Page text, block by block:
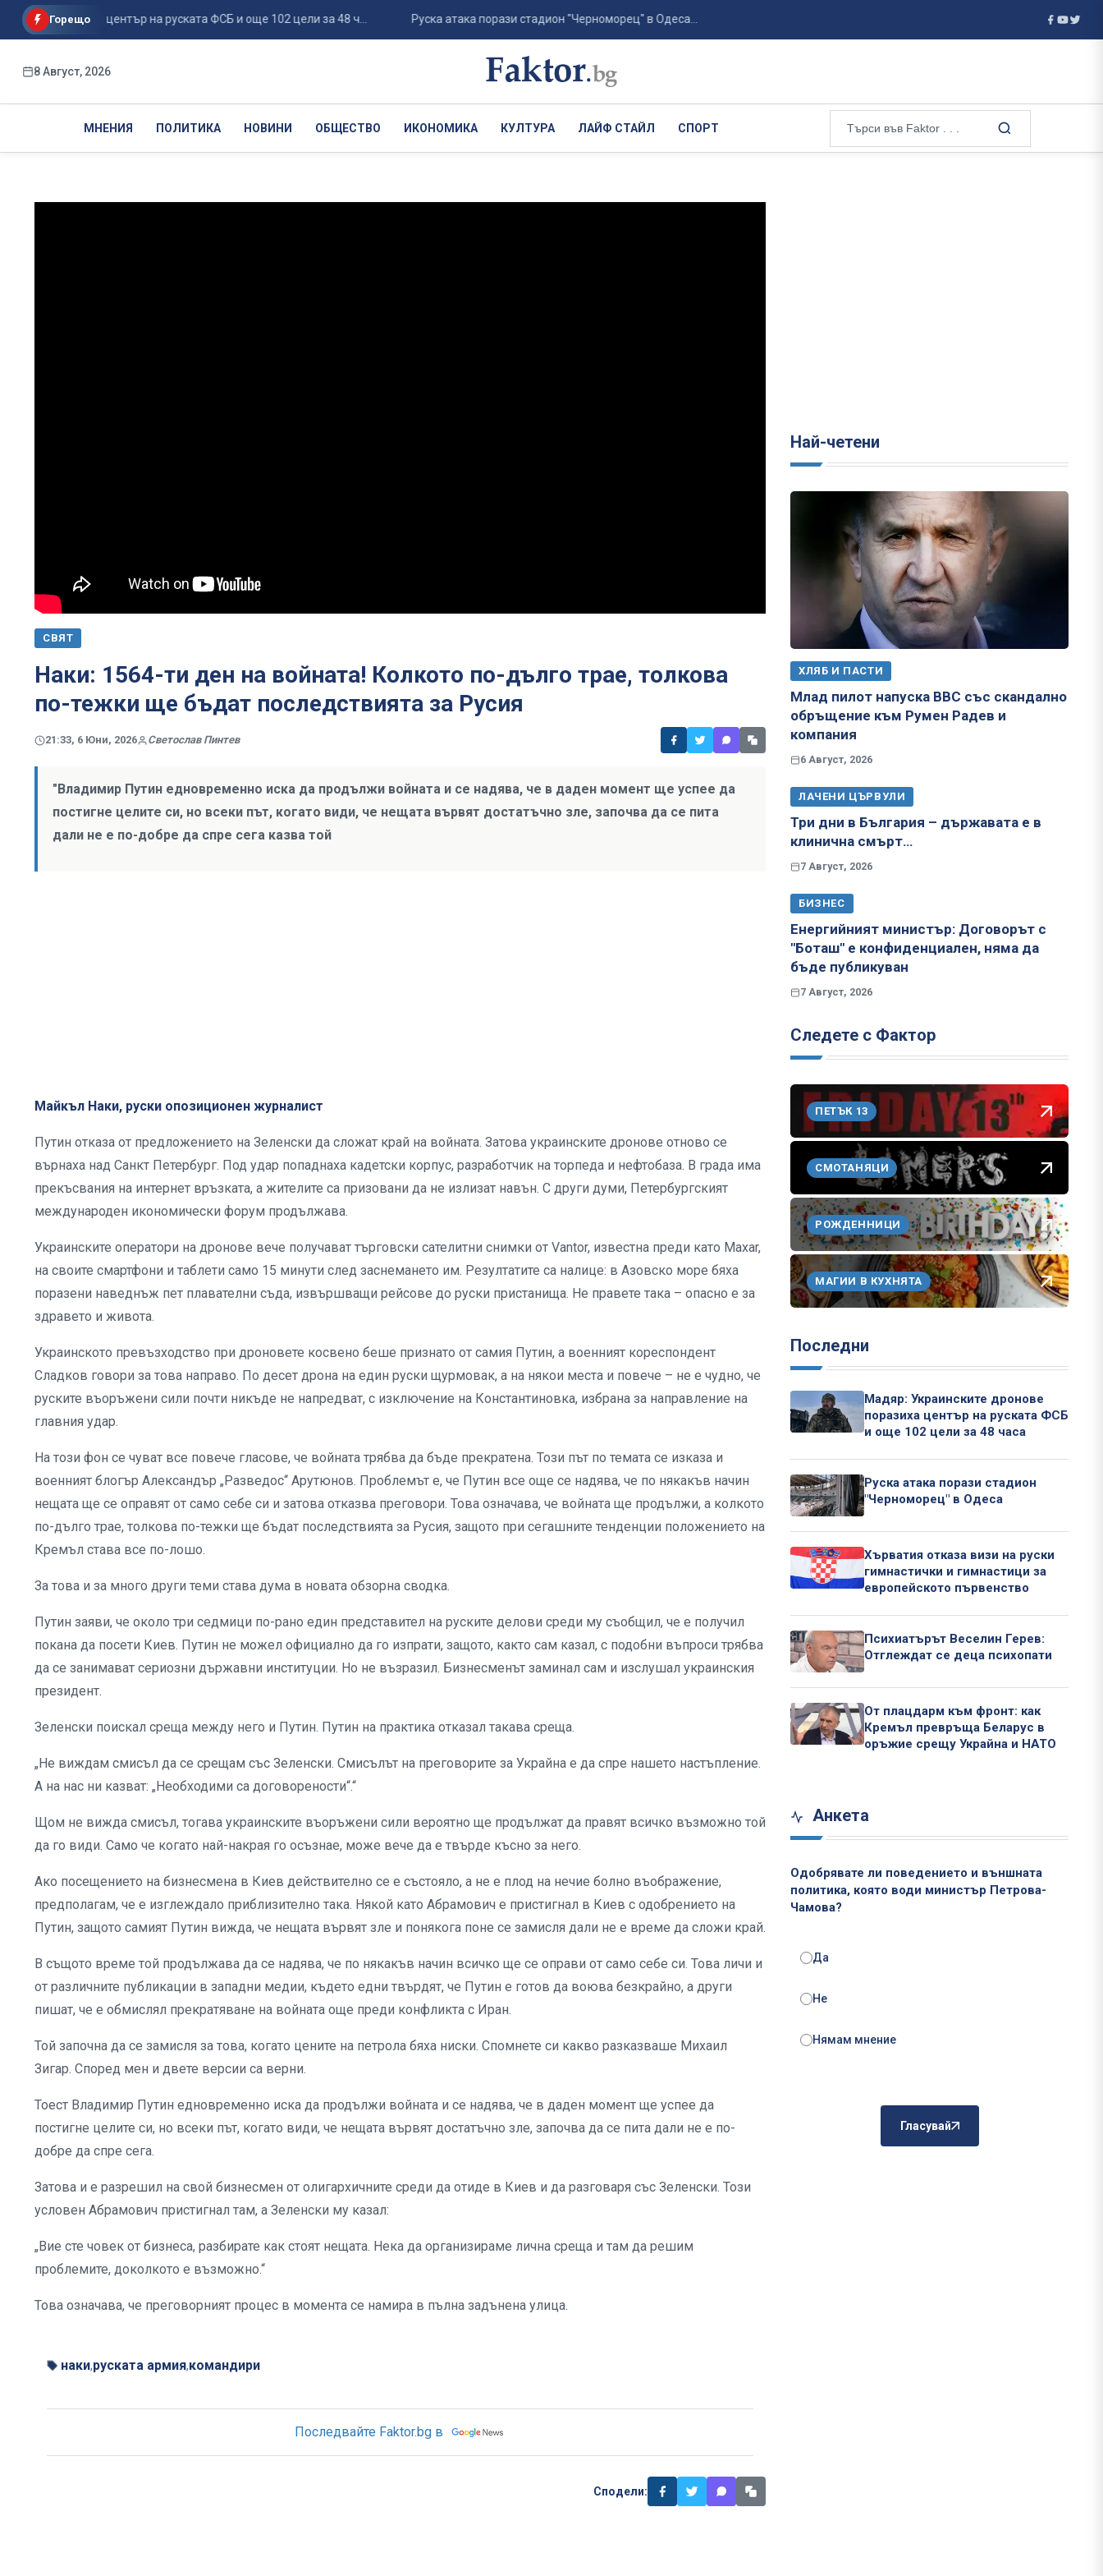
Горещо
поразиха център на руската ФСБ и още 102 цели за 48 ч... Руска атака порази стадион "Черноморец" в Одеса... Хърватия отказа визи на руски гимнастички и гимнастици за
8 Август, 2026
МНЕНИЯ ПОЛИТИКА НОВИНИ ОБЩЕСТВО ИКОНОМИКА КУЛТУРА ЛАЙФ СТАЙЛ СПОРТ
СВЯТ
Наки: 1564-ти ден на войната! Колкото по-дълго трае, толкова
по-тежки ще бъдат последствията за Русия
21:33, 6 Юни, 2026 Светослав Пинтев
"Владимир Путин едновременно иска да продължи войната и се надява, че в даден момент ще успее да
постигне целите си, но всеки път, когато види, че нещата вървят достатъчно зле, започва да се пита
дали не е по-добре да спре сега казва той
Майкъл Наки, руски опозиционен журналист
Путин отказа от предложението на Зеленски да сложат край на войната. Затова украинските дронове отново се
върнаха над Санкт Петербург. Под удар попаднаха кадетски корпус, разработчик на торпеда и нефтобаза. В града има
прекъсвания на интернет връзката, а жителите са призовани да не излизат навън. С други думи, Петербургският
международен икономически форум продължава.
Украинските оператори на дронове вече получават търговски сателитни снимки от Vantor, известна преди като Maxar,
на своите смартфони и таблети само 15 минути след заснемането им. Резултатите са налице: в Азовско море бяха
поразени наведнъж пет плавателни съда, извършващи рейсове до руски пристанища. Не правете така – опасно е за
здравето и живота.
Украинското превъзходство при дроновете косвено беше признато от самия Путин, а военният кореспондент
Сладков говори за това направо. По десет дрона на един руски щурмовак, а на някои места и повече – не е чудно, че
руските въоръжени сили почти никъде не напредват, с изключение на Константиновка, избрана за направление на
главния удар.
На този фон се чуват все повече гласове, че войната трябва да бъде прекратена. Този път по темата се изказа и
военният блогър Александър „Разведос“ Арутюнов. Проблемът е, че Путин все още се надява, че по някакъв начин
нещата ще се оправят от само себе си и затова отказва преговори. Това означава, че войната ще продължи, а колкото
по-дълго трае, толкова по-тежки ще бъдат последствията за Русия, защото при сегашните тенденции положението на
Кремъл става все по-лошо.
За това и за много други теми става дума в новата обзорна сводка.
Путин заяви, че около три седмици по-рано един представител на руските делови среди му съобщил, че е получил
покана да посети Киев. Путин не можел официално да го изпрати, защото, както сам казал, с подобни въпроси трябва
да се занимават сериозни държавни институции. Но не възразил. Бизнесменът заминал сам и изслушал украинския
президент.
Зеленски поискал среща между него и Путин. Путин на практика отказал такава среща.
„Не виждам смисъл да се срещам със Зеленски. Смисълът на преговорите за Украйна е да спре нашето настъпление.
А на нас ни казват: „Необходими са договорености“.“
Щом не вижда смисъл, тогава украинските въоръжени сили вероятно ще продължат да правят всичко възможно той
да го види. Само че когато най-накрая го осъзнае, може вече да е твърде късно за него.
Ако посещението на бизнесмена в Киев действително се е състояло, а не е плод на нечие болно въображение,
предполагам, че е изглеждало приблизително така. Някой като Абрамович е пристигнал в Киев с одобрението на
Путин, защото самият Путин вижда, че нещата вървят зле и понякога поне се замисля дали не е време да сложи край.
В същото време той продължава да се надява, че по някакъв начин всичко ще се оправи от само себе си. Това личи и
от различните публикации в западни медии, където едни твърдят, че Путин е готов да воюва безкрайно, а други
пишат, че е обмислял прекратяване на войната още преди конфликта с Иран.
Той започна да се замисля за това, когато цените на петрола бяха ниски. Спомнете си какво разказваше Михаил
Зигар. Според мен и двете версии са верни.
Тоест Владимир Путин едновременно иска да продължи войната и се надява, че в даден момент ще успее да
постигне целите си, но всеки път, когато види, че нещата вървят достатъчно зле, започва да се пита дали не е по-
добре да спре сега.
Затова и е разрешил на свой бизнесмен от олигархичните среди да отиде в Киев и да разговаря със Зеленски. Този
условен Абрамович пристигнал там, а Зеленски му казал:
„Вие сте човек от бизнеса, разбирате как стоят нещата. Нека да организираме лична среща и там да решим
проблемите, доколкото е възможно.“
Това означава, че преговорният процес в момента се намира в пълна задънена улица.
наки,руската армия,командири
Последвайте Faktor.bg в
Сподели:
Най-четени
ХЛЯБ И ПАСТИ
Млад пилот напуска ВВС със скандално
обръщение към Румен Радев и
компания
6 Август, 2026
ЛАЧЕНИ ЦЪРВУЛИ
Три дни в България – държавата е в
клинична смърт…
7 Август, 2026
БИЗНЕС
Енергийният министър: Договорът с
"Боташ" е конфиденциален, няма да
бъде публикуван
7 Август, 2026
Следете с Фактор
ПЕТЪК 13
СМОТАНЯЦИ
РОЖДЕННИЦИ
МАГИИ В КУХНЯТА
Последни
Мадяр: Украинските дронове
поразиха център на руската ФСБ
и още 102 цели за 48 часа
Руска атака порази стадион
"Черноморец" в Одеса
Хърватия отказа визи на руски
гимнастички и гимнастици за
европейското първенство
Психиатърът Веселин Герев:
Отглеждат се деца психопати
От плацдарм към фронт: как
Кремъл превръща Беларус в
оръжие срещу Украйна и НАТО
Анкета
Одобрявате ли поведението и външната
политика, която води министър Петрова-
Чамова?
Да
Не
Нямам мнение
Гласувай